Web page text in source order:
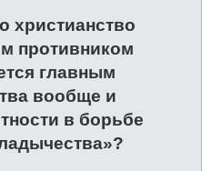
христианство
противником
главным
вообще и
в борьбе